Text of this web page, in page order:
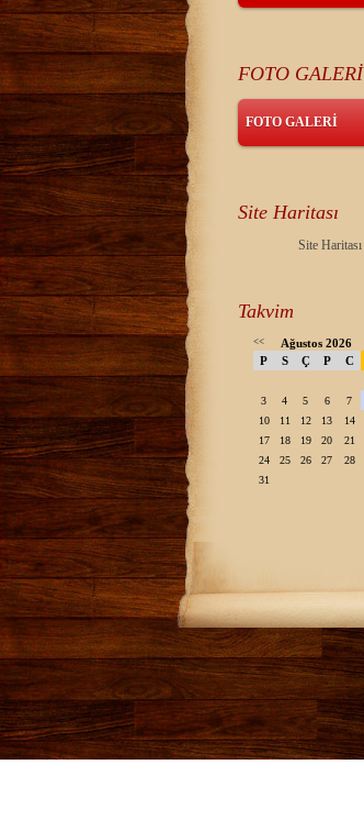
FOTO GALERİ
FOTO GALERİ
Site Haritası
Site Haritası
Takvim
<< Ağustos 2026
P S Ç P C
3
4 5 6 7
10
11 12 13 14
17
18 19 20 21
24
25 26 27 28
31